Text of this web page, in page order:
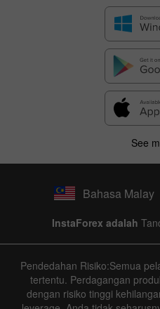
See
Bahasa Malay
InstaForex adalah
Pendedahan Risiko:Semua
tertentu. Perdagangan
dengan risiko tinggi